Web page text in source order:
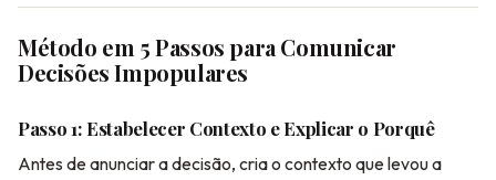
Método em 5 Passos para Comunicar
Decisões Impopulares
Passo 1: Estabelecer Contexto e Explicar o Porquê
Antes de anunciar a decisão, cria o contexto que levou a